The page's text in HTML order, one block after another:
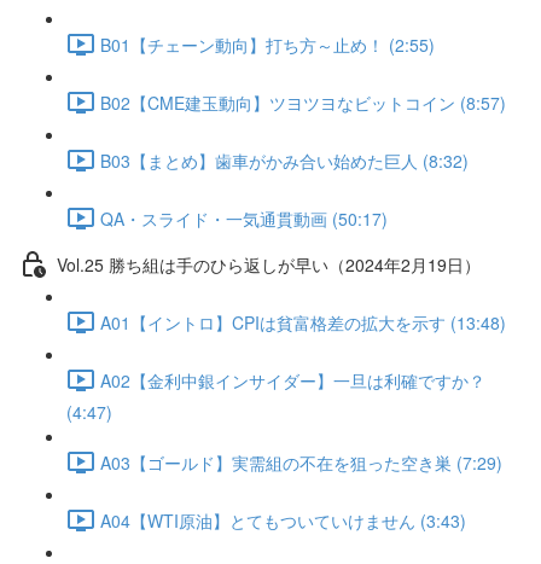
B01【チェーン動向】打ち方～止め！ (2:55)
B02【CME建玉動向】ツヨツヨなビットコイン (8:57)
B03【まとめ】歯車がかみ合い始めた巨人 (8:32)
QA・スライド・一気通貫動画 (50:17)
Vol.25 勝ち組は手のひら返しが早い（2024年2月19日）
A01【イントロ】CPIは貧富格差の拡大を示す (13:48)
A02【金利中銀インサイダー】一旦は利確ですか？
(4:47)
A03【ゴールド】実需組の不在を狙った空き巣 (7:29)
A04【WTI原油】とてもついていけません (3:43)